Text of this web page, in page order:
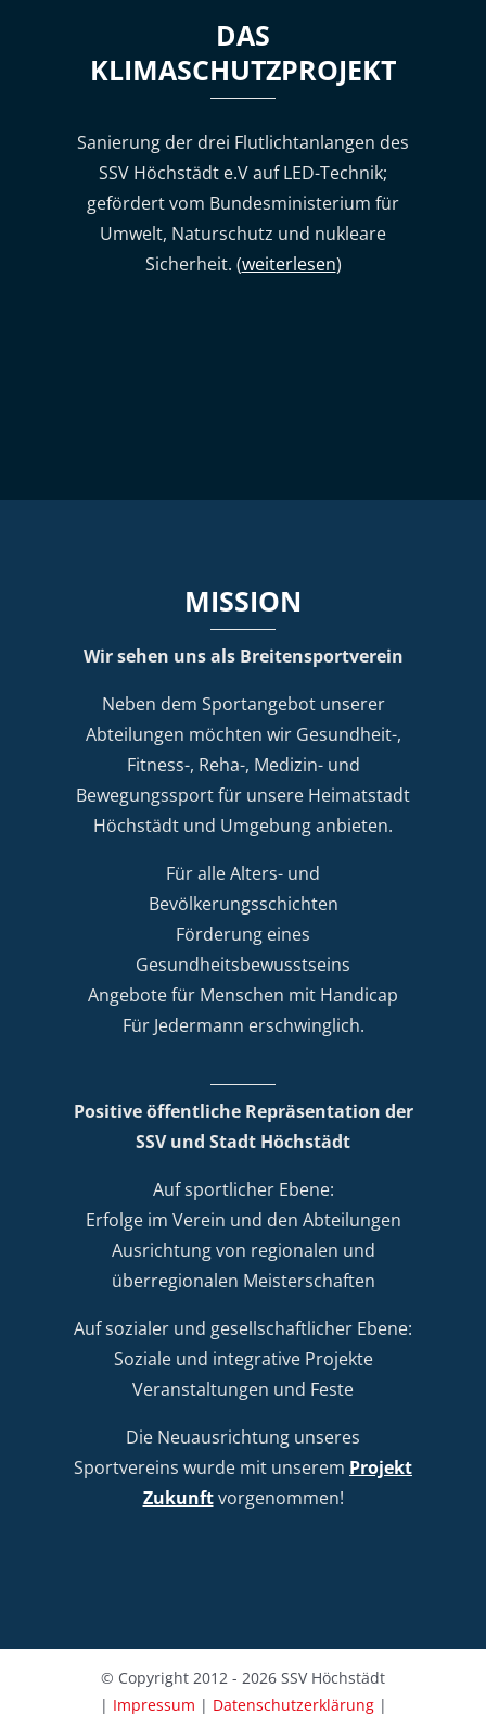
DAS
KLIMASCHUTZPROJEKT
Sanierung der drei Flutlichtanlangen des
SSV Höchstädt e.V auf LED-Technik;
gefördert vom Bundesministerium für
Umwelt, Naturschutz und nukleare
Sicherheit. (weiterlesen)
MISSION
Wir sehen uns als Breitensportverein
Neben dem Sportangebot unserer
Abteilungen möchten wir Gesundheit-,
Fitness-, Reha-, Medizin- und
Bewegungssport für unsere Heimatstadt
Höchstädt und Umgebung anbieten.
Für alle Alters- und
Bevölkerungsschichten
Förderung eines
Gesundheitsbewusstseins
Angebote für Menschen mit Handicap
Für Jedermann erschwinglich.
Positive öffentliche Repräsentation der
SSV und Stadt Höchstädt
Auf sportlicher Ebene:
Erfolge im Verein und den Abteilungen
Ausrichtung von regionalen und
überregionalen Meisterschaften
Auf sozialer und gesellschaftlicher Ebene:
Soziale und integrative Projekte
Veranstaltungen und Feste
Die Neuausrichtung unseres
Sportvereins wurde mit unserem Projekt
Zukunftvorgenommen!
© Copyright 2012 - 2026 SSV Höchstädt
| Impressum | Datenschutzerklärung|